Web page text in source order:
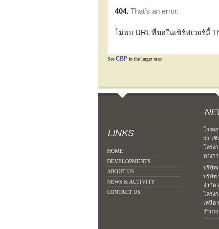
See CBPin the larger map
HOME
DEVELOPMENTS
ABOUT US
NEWS & ACTIVITY
CONTACT US
โรงพ
รร.วชิ
โครง
ทางก
บริษัท
บริษัท
จำกัด
โครง
เหนือ
อำเภอ